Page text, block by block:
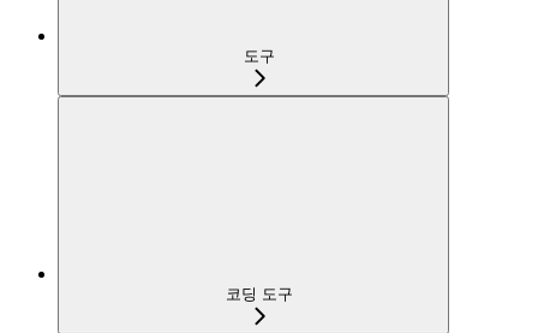
도구
코딩 도구